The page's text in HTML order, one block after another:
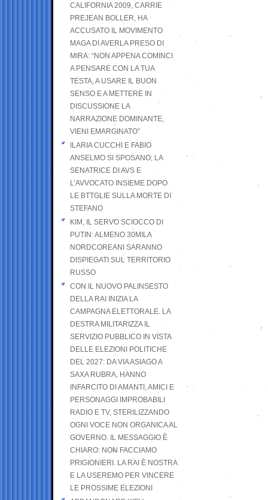
CALIFORNIA 2009, CARRIE
PREJEAN BOLLER, HA
ACCUSATO IL MOVIMENTO
MAGA DI AVERLA PRESO DI
MIRA: “NON APPENA COMINCI
A PENSARE CON LA TUA
TESTA, A USARE IL BUON
SENSO E A METTERE IN
DISCUSSIONE LA
NARRAZIONE DOMINANTE,
VIENI EMARGINATO”
ILARIA CUCCHI E FABIO
ANSELMO SI SPOSANO; LA
SENATRICE DI AVS E
L’AVVOCATO INSIEME DOPO
LE BTTGLIE SULLA MORTE DI
STEFANO
KIM, IL SERVO SCIOCCO DI
PUTIN: ALMENO 30MILA
NORDCOREANI SARANNO
DISPIEGATI SUL TERRITORIO
RUSSO
CON IL NUOVO PALINSESTO
DELLA RAI INIZIA LA
CAMPAGNA ELETTORALE. LA
DESTRA MILITARIZZA IL
SERVIZIO PUBBLICO IN VISTA
DELLE ELEZIONI POLITICHE
DEL 2027: DA VIA ASIAGO A
SAXA RUBRA, HANNO
INFARCITO DI AMANTI, AMICI E
PERSONAGGI IMPROBABILI
RADIO E TV, STERILIZZANDO
OGNI VOCE NON ORGANICA AL
GOVERNO. IL MESSAGGIO È
CHIARO: NON FACCIAMO
PRIGIONIERI. LA RAI È NOSTRA
E LA USEREMO PER VINCERE
LE PROSSIME ELEZIONI